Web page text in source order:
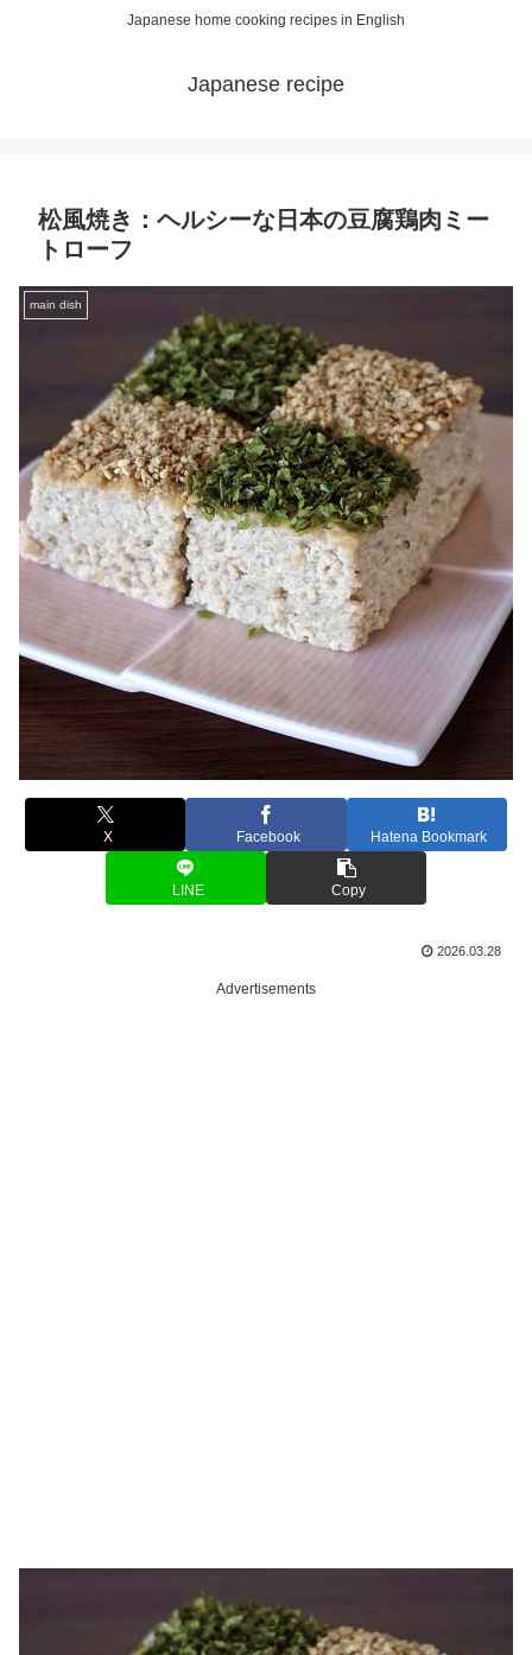
Japanese home cooking recipes in English
Japanese recipe
松風焼き：ヘルシーな日本の豆腐鶏肉ミー
トローフ
main dish
X Facebook Hatena Bookmark
LINE Copy
2026.03.28
Advertisements